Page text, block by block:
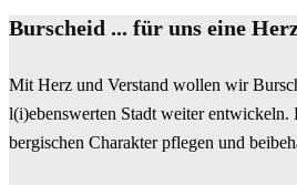
Burscheid ... für uns eine
Mit Herz und Verstand wollen wir
l(i)ebenswerten Stadt weiter
bergischen Charakter pflegen und